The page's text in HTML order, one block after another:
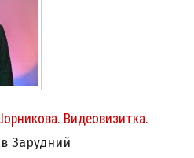
Видеовизитка.
Зарудний